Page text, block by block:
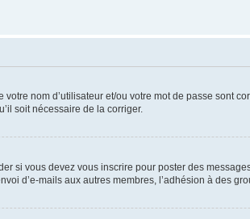
nom d’utilisateur et/ou votre mot de passe sont
soit nécessaire de la corriger.
si vous devez vous inscrire pour poster des
d’e-mails aux autres membres, l’adhésion à des